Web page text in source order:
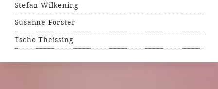
Stefan Wilkening
Susanne Forster
Tscho Theissing